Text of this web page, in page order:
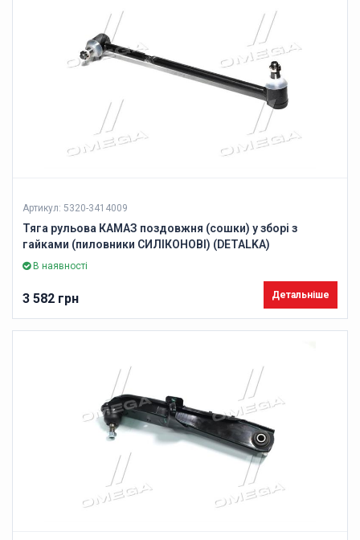
Артикул: 5320-3414009
Тяга рульова КАМАЗ поздовжня (сошки) у зборі з
гайками (пиловники СИЛІКОНОВІ) (DETALKA)
В наявності
3 582 грн Детальніше